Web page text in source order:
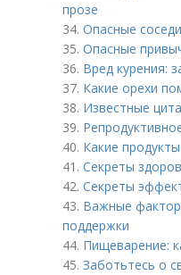
прозе
34. Опасные
35. Опасные
36. Вред курения:
37. Какие орехи
38. Известные
39.
40. Какие
41. Секреты
42. Секреты
43. Важные
поддержки
44. Пищеварение:
45. Заботьтесь о